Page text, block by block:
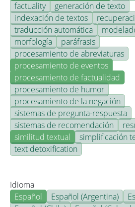
factuality
generación de texto
indexación de textos
traducción automática
morfología
paráfrasis
procesamiento de abreviaturas
procesamiento de eventos
procesamiento de factualidad
procesamiento de humor
procesamiento de la negación
sistemas de pregunta-respuesta
sistemas de recomendación
similitud textual
simplificación
text detoxification
Idioma
Español
Español (Argentina)